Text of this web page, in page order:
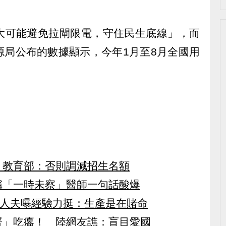
能避免拉閘限電，守住民生底線」，而
公布的數據顯示，今年1月至8月全國用
育部：否則調減招生名額
一時未察」醫師一句話酸爆
夫曝經驗力挺：生產是在賭命
」吃癟！ 陸網友譙：盲目愛國